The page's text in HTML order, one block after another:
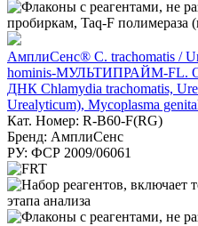
АмплиСенс® C. trachomatis /
hominis-МУЛЬТИПРАЙМ-FL.
ДНК Chlamydia trachomatis,
Urealyticum), Mycoplasma
Кат. Номер: R-B60-F(RG)
Бренд: АмплиСенс
РУ: ФСР 2009/06061